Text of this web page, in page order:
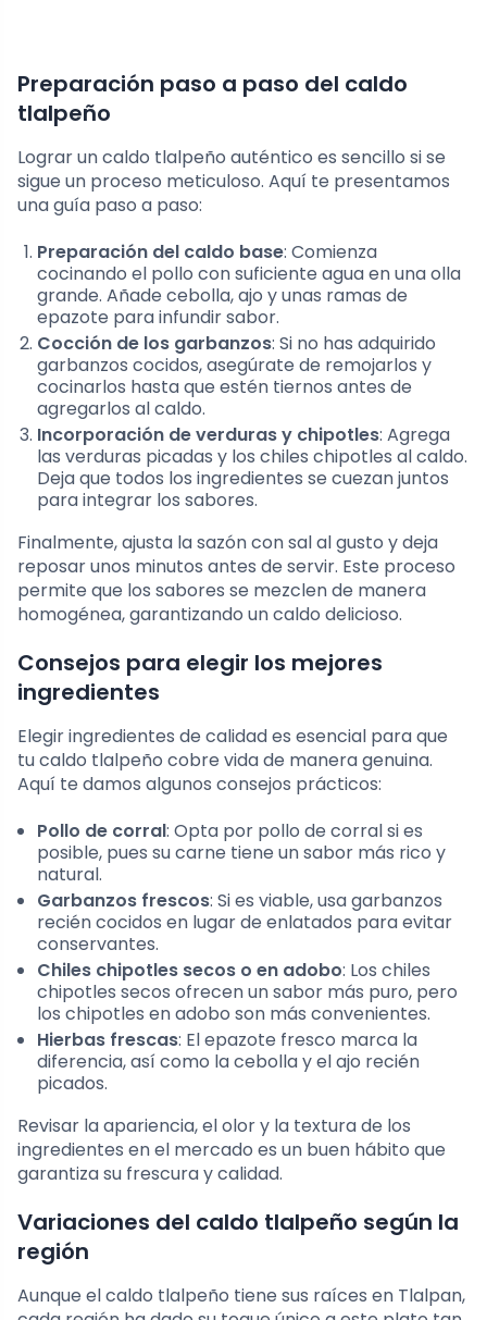
Preparación paso a paso del caldo
tlalpeño
Lograr un caldo tlalpeño auténtico es sencillo si se
sigue un proceso meticuloso. Aquí te presentamos
una guía paso a paso:
Preparación del caldo base: Comienza
cocinando el pollo con suficiente agua en una olla
grande. Añade cebolla, ajo y unas ramas de
epazote para infundir sabor.
Cocción de los garbanzos: Si no has adquirido
garbanzos cocidos, asegúrate de remojarlos y
cocinarlos hasta que estén tiernos antes de
agregarlos al caldo.
Incorporación de verduras y chipotles: Agrega
las verduras picadas y los chiles chipotles al caldo.
Deja que todos los ingredientes se cuezan juntos
para integrar los sabores.
Finalmente, ajusta la sazón con sal al gusto y deja
reposar unos minutos antes de servir. Este proceso
permite que los sabores se mezclen de manera
homogénea, garantizando un caldo delicioso.
Consejos para elegir los mejores
ingredientes
Elegir ingredientes de calidad es esencial para que
tu caldo tlalpeño cobre vida de manera genuina.
Aquí te damos algunos consejos prácticos:
Pollo de corral: Opta por pollo de corral si es
posible, pues su carne tiene un sabor más rico y
natural.
Garbanzos frescos: Si es viable, usa garbanzos
recién cocidos en lugar de enlatados para evitar
conservantes.
Chiles chipotles secos o en adobo: Los chiles
chipotles secos ofrecen un sabor más puro, pero
los chipotles en adobo son más convenientes.
Hierbas frescas: El epazote fresco marca la
diferencia, así como la cebolla y el ajo recién
picados.
Revisar la apariencia, el olor y la textura de los
ingredientes en el mercado es un buen hábito que
garantiza su frescura y calidad.
Variaciones del caldo tlalpeño según la
región
Aunque el caldo tlalpeño tiene sus raíces en Tlalpan,